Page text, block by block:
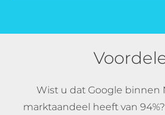
Wist u dat Google binnen
marktaandeel heeft van